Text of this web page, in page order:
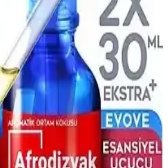
odunsu ve çiçeksi notalarıyla kalıcı ve
yapısı ve uzun süreli etkisiyle
için ideal bir seçenek sunar.
Kalıcılığı Hakkında Bilgi ve
kalıcılığı hakkında net bilgiler olmasa
ve kullanım koşulları gibi faktörler
ve uygulama ile performans
Çekiciliği Artıran
ve Özellikleri